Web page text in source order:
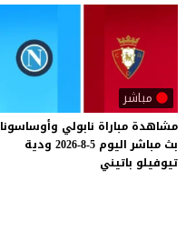
مباشر
مشاهدة مباراة نابولي وأوساسونا
بث مباشر اليوم 5-8-2026
ودية
تيوفيلو باتيني